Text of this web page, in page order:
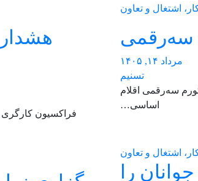
اشتغال و تعاون
مرداد ۱۴, ۱۴۰۵
تسنیم
تورم سه‌رقمی اقلام
اساسی…
فراکسیون
اشتغال و تعاون
را